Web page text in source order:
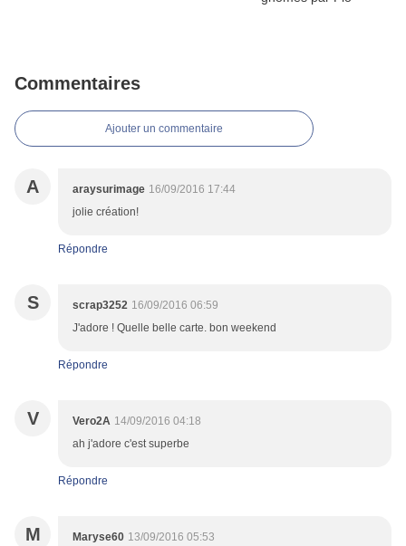
Commentaires
Ajouter un commentaire
A araysurimage 16/09/2016 17:44
jolie création!
Répondre
S scrap3252 16/09/2016 06:59
J'adore ! Quelle belle carte. bon weekend
Répondre
V Vero2A 14/09/2016 04:18
ah j'adore c'est superbe
Répondre
M Maryse60 13/09/2016 05:53